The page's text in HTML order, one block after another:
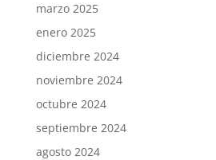
marzo 2025
enero 2025
diciembre 2024
noviembre 2024
octubre 2024
septiembre 2024
agosto 2024